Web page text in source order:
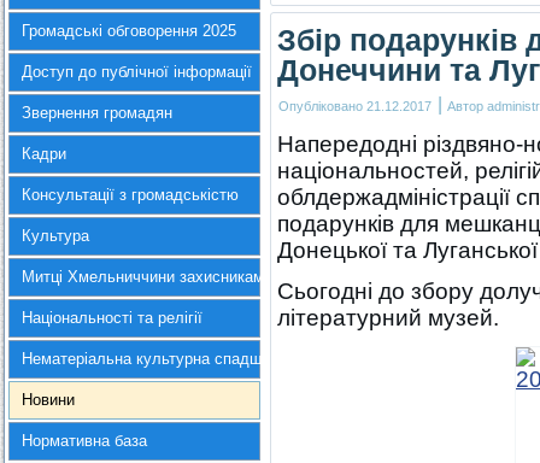
Громадські обговорення 2025
Доступ до публічної інформації
Звернення громадян
Кадри
Консультації з громадськістю
Культура
Митці Хмельниччини захисникам України
Національності та релігії
Нематеріальна культурна спадщина
Новини
Нормативна база
Збір подарунків
Донеччини та
Опубліковано 21.12.2017 | Автор
Напередодні різдвяно-
національностей,
облдержадміністрації
подарунків для
Донецької та
Сьогодні до збору
літературний музей.